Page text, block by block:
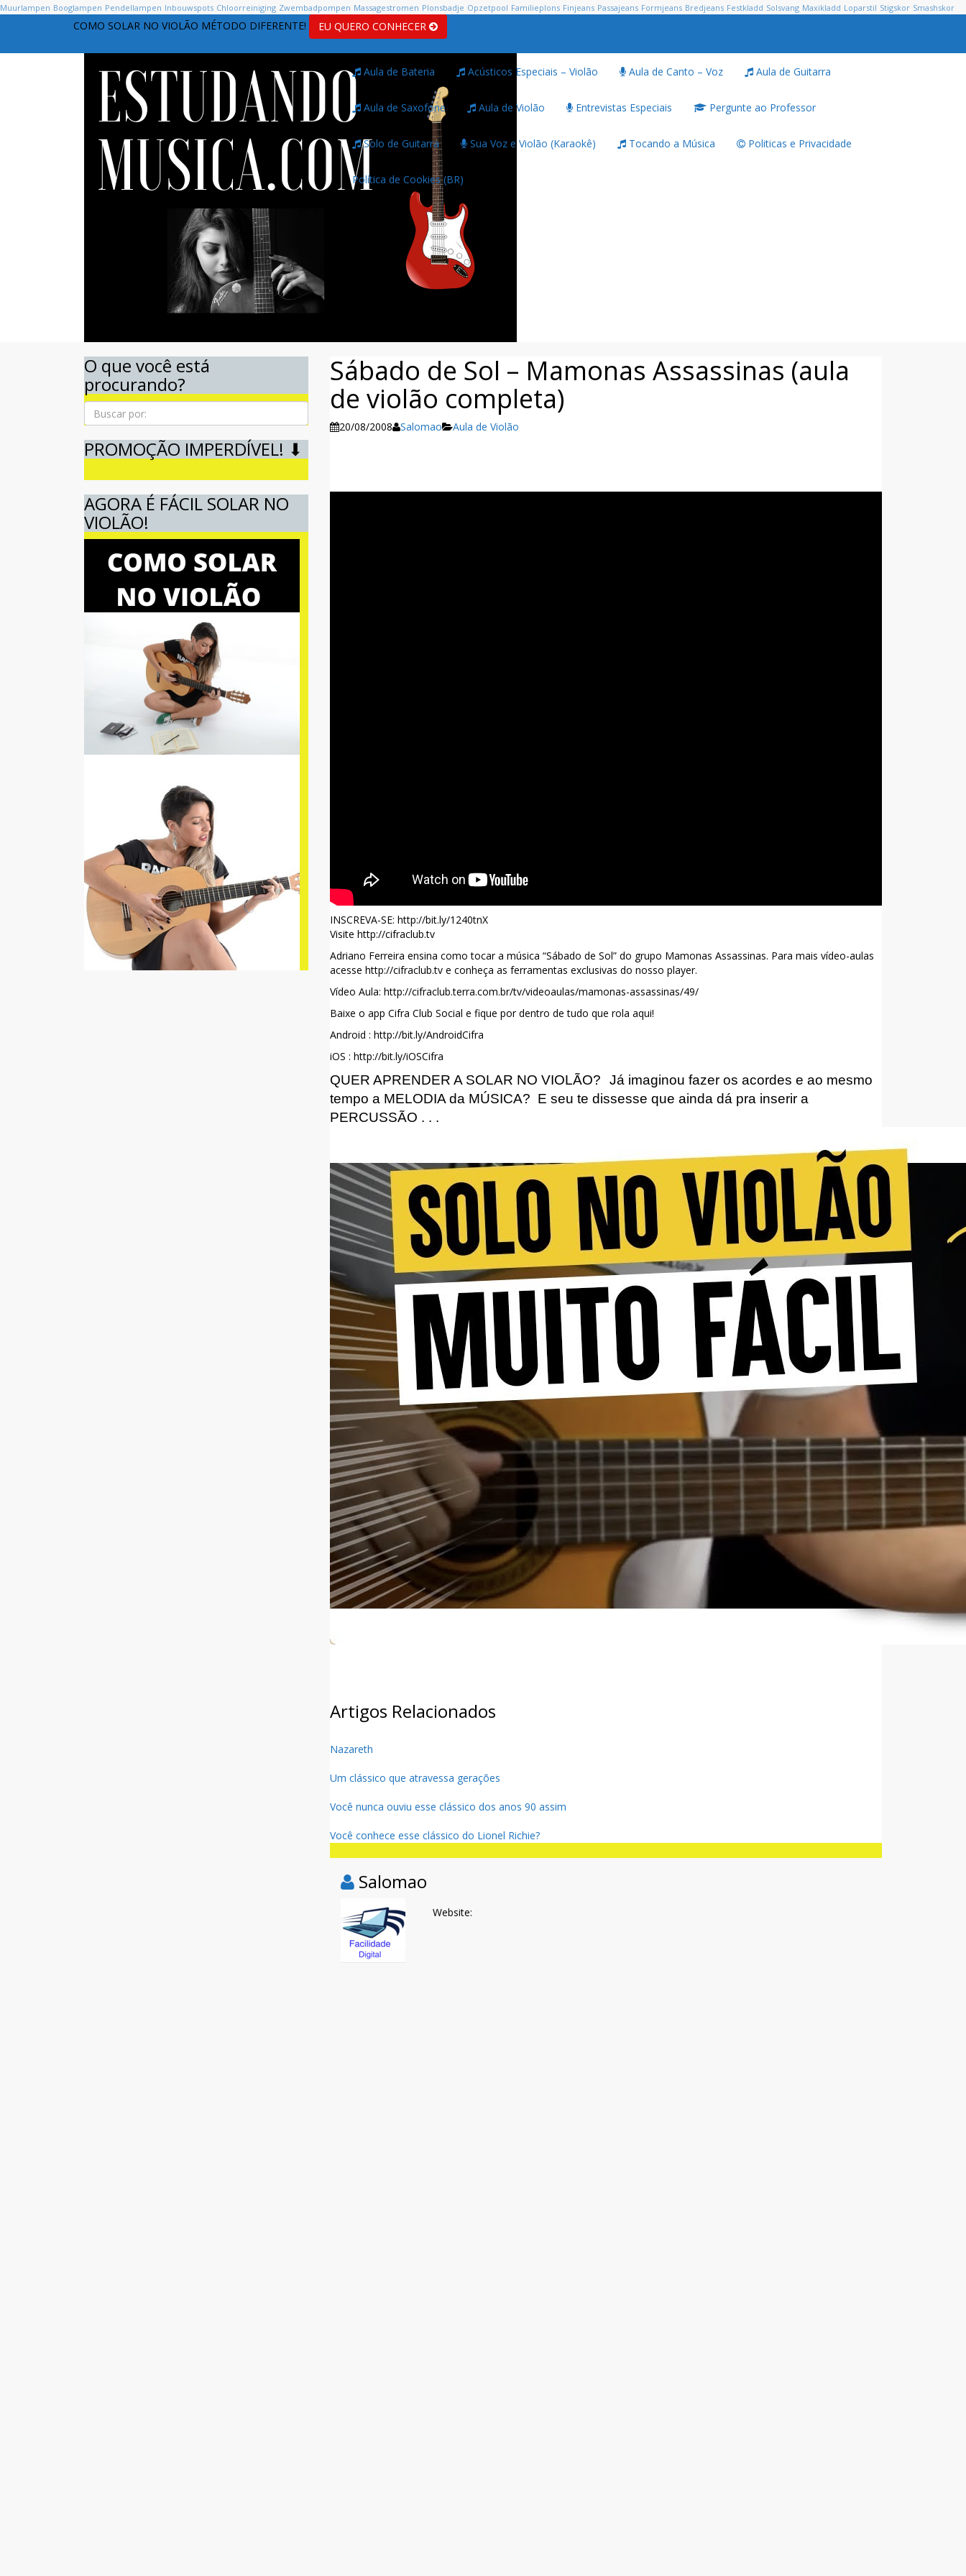
Muurlampen Booglampen Pendellampen Inbouwspots Chloorreiniging Zwembadpompen Massagestromen Plonsbadje Opzetpool Familieplons Finjeans Passajeans Formjeans Bredjeans Festkladd Solsvang Maxikladd Loparstil Stigskor Smashskor
COMO SOLAR NO VIOLÃO MÉTODO DIFERENTE! EU QUERO CONHECER
Aula de Bateria Acústicos Especiais – Violão Aula de Canto – Voz Aula de Guitarra
Aula de Saxofone Aula de Violão Entrevistas Especiais Pergunte ao Professor
Solo de Guitarra Sua Voz e Violão (Karaokê) Tocando a Música Politicas e Privacidade
Política de Cookies (BR)
O que você está
procurando?
Pesquisa
PROMOÇÃO IMPERDÍVEL! ⬇
AGORA É FÁCIL SOLAR NO
VIOLÃO!
Sábado de Sol – Mamonas Assassinas (aula
de violão completa)
20/08/2008 Salomao
Aula de Violão
INSCREVA-SE: http://bit.ly/1240tnX
Visite http://cifraclub.tv
Adriano Ferreira ensina como tocar a música “Sábado de Sol” do grupo Mamonas Assassinas. Para mais vídeo-aulas
acesse http://cifraclub.tv e conheça as ferramentas exclusivas do nosso player.
Vídeo Aula: http://cifraclub.terra.com.br/tv/videoaulas/mamonas-assassinas/49/
Baixe o app Cifra Club Social e fique por dentro de tudo que rola aqui!
Android : http://bit.ly/AndroidCifra
iOS : http://bit.ly/iOSCifra
QUER APRENDER A SOLAR NO VIOLÃO?
Já imaginou fazer os acordes e ao mesmo
tempo a MELODIA da MÚSICA? E seu te dissesse que ainda dá pra inserir a
PERCUSSÃO . . .
Artigos Relacionados
Nazareth
Um clássico que atravessa gerações
Você nunca ouviu esse clássico dos anos 90 assim
Você conhece esse clássico do Lionel Richie?
Salomao
Website: